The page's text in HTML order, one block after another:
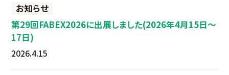
お知らせ
第29回FABEX2026に出展しました(2026年4月15日～
17日)
2026.4.15